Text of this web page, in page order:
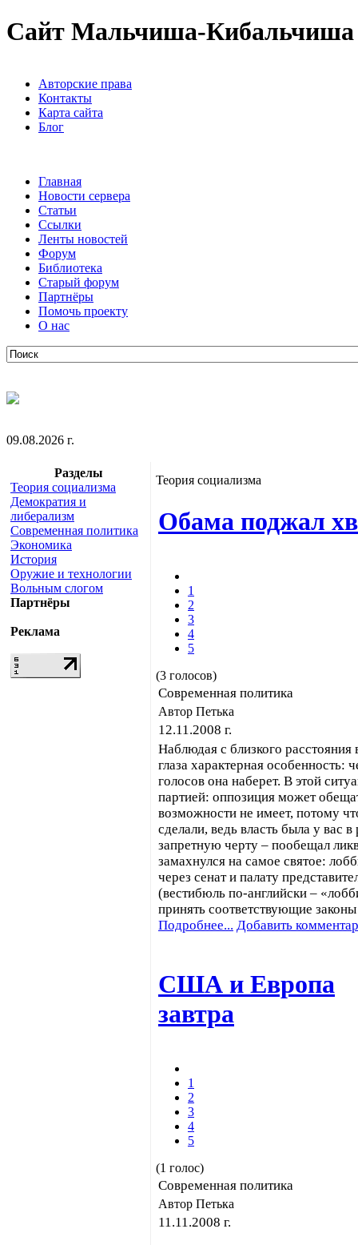
Сайт Мальчиша-Кибальчиша
Авторские права
Контакты
Карта сайта
Блог
Главная
Новости сервера
Статьи
Ссылки
Ленты новостей
Форум
Библиотека
Старый форум
Партнёры
Помочь проекту
О нас
09.08.2026 г.
Разделы
Теория социализма
Демократия и
либерализм
Современная политика
Экономика
История
Оружие и технологии
Вольным слогом
Партнёры
Реклама
Теория социализма
Обама поджал
1
2
3
4
5
(3 голосов)
Современная политика
Автор Петька
12.11.2008 г.
Наблюдая с близкого
глаза характерная
голосов она наберет. В этой
партией: оппозиция может
возможности не имеет, потому
сделали, ведь власть была у
запретную черту – пообещал
замахнулся на самое святое:
через сенат и палату
(вестибюль по-английски –
принять соответствующие
Подробнее... Добавить
США и Европа
завтра
1
2
3
4
5
(1 голос)
Современная политика
Автор Петька
11.11.2008 г.